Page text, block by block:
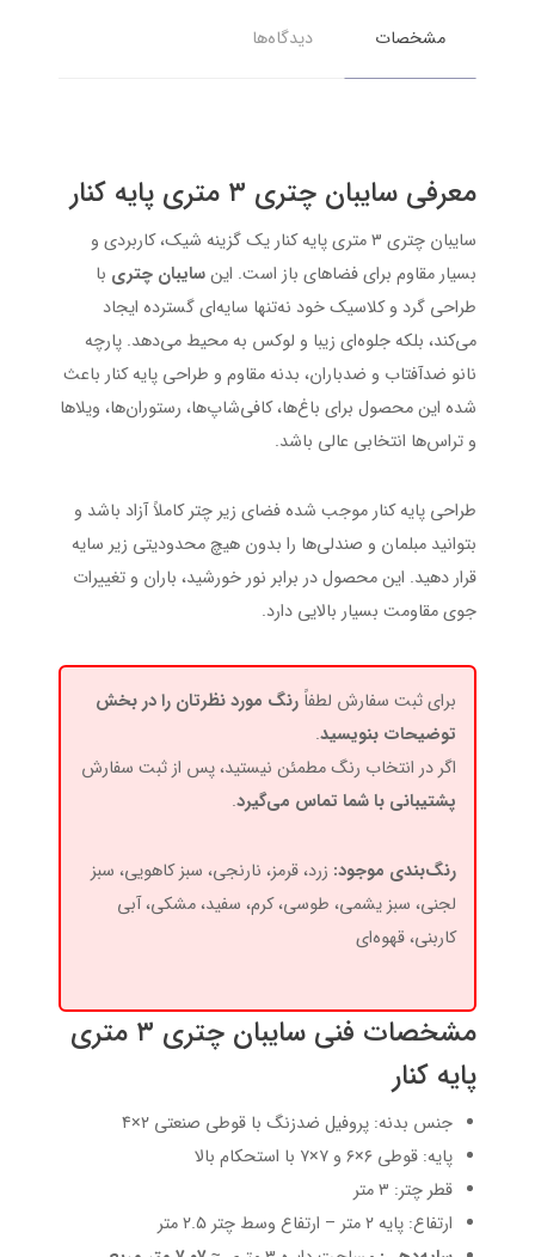
مشخصات دیدگاه‌ها
معرفی سایبان چتری ۳ متری پایه کنار
سایبان چتری ۳ متری پایه کنار یک گزینه شیک، کاربردی و
بسیار مقاوم برای فضاهای باز است. اینسایبان چتری با
طراحی گرد و کلاسیک خود نه‌تنها سایه‌ای گسترده ایجاد
می‌کند، بلکه جلوه‌ای زیبا و لوکس به محیط می‌دهد. پارچه
نانو ضدآفتاب و ضدباران، بدنه مقاوم و طراحی پایه کنار باعث
شده این محصول برای باغ‌ها، کافی‌شاپ‌ها، رستوران‌ها، ویلاها
و تراس‌ها انتخابی عالی باشد.
طراحی پایه کنار موجب شده فضای زیر چتر کاملاً آزاد باشد و
بتوانید مبلمان و صندلی‌ها را بدون هیچ محدودیتی زیر سایه
قرار دهید. این محصول در برابر نور خورشید، باران و تغییرات
جوی مقاومت بسیار بالایی دارد.
برای ثبت سفارش لطفاً رنگ مورد نظرتان را در بخش
توضیحات بنویسید.
اگر در انتخاب رنگ مطمئن نیستید، پس از ثبت سفارش
پشتیبانی با شما تماس می‌گیرد.
رنگ‌بندی موجود: زرد، قرمز، نارنجی، سبز کاهویی، سبز
لجنی، سبز یشمی، طوسی، کرم، سفید، مشکی، آبی
کاربنی، قهوه‌ای
مشخصات فنی سایبان چتری ۳ متری
پایه کنار
جنس بدنه: پروفیل ضدزنگ با قوطی صنعتی ۲×۴
پایه: قوطی ۶×۶ و ۷×۷ با استحکام بالا
قطر چتر: ۳ متر
ارتفاع: پایه ۲ متر – ارتفاع وسط چتر ۲.۵ متر